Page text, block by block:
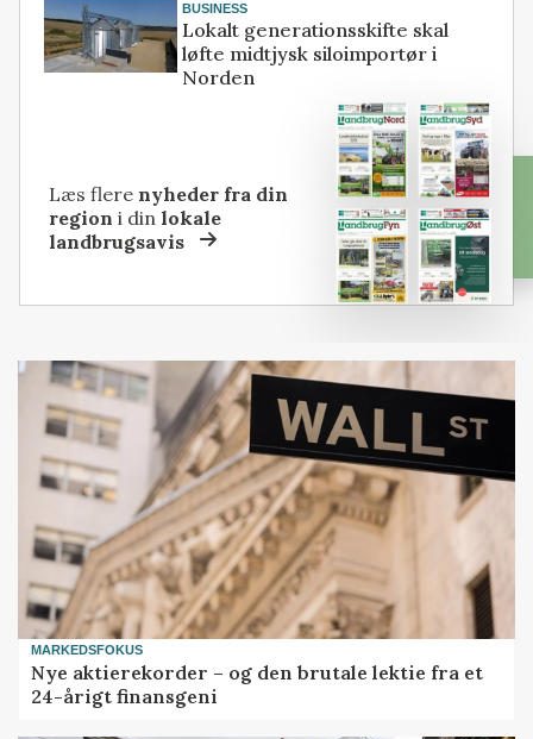
BUSINESS
Lokalt generationsskifte skal
løfte midtjysk siloimportør i
Norden
Læs flere nyheder fra din
region i dinlokale
landbrugsavis
MARKEDSFOKUS
Nye aktierekorder – og den brutale lektie fra et
24-årigt finansgeni